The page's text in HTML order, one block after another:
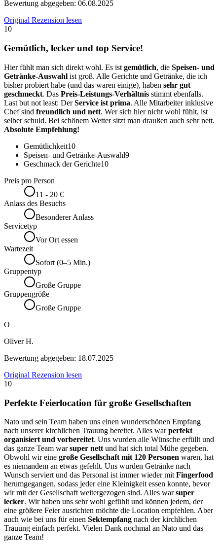
Bewertung abgegeben: 06.08.2025
Original Rezension lesen
10
Gemütlich, lecker und top Service!
Hier fühlt man sich direkt wohl. Es ist gemütlich, die Speisen- und
Getränke-Auswahl ist groß. Alle Gerichte und Getränke, die ich
bisher probiert habe (und das waren einige), haben sehr gut
geschmeckt. Das Preis-Leistungs-Verhältnis stimmt ebenfalls.
Last but not least: DerService ist prima. Alle Mitarbeiter inklusive
Chef sind freundlich und nett. Wer sich hier nicht wohl fühlt, ist
selber schuld. Bei schönem Wetter sitzt man draußen auch sehr nett.
Absolute Empfehlung!
Gemütlichkeit10
Speisen- und Getränke-Auswahl9
Geschmack der Gerichte10
Preis pro Person
11 - 20 €
Anlass des Besuchs
Besonderer Anlass
Servicetyp
Vor Ort essen
Wartezeit
Sofort (0–5 Min.)
Gruppentyp
Große Gruppe
Gruppengröße
Große Gruppe
O
Oliver H.
Bewertung abgegeben: 18.07.2025
Original Rezension lesen
10
Perfekte Feierlocation für große Gesellschaften
Nato und sein Team haben uns einen wunderschönen Empfang
nach unserer kirchlichen Trauung bereitet. Alles warperfekt
organisiert und vorbereitet. Uns wurden alle Wünsche erfüllt und
das ganze Team warsuper nett und hat sich total Mühe gegeben.
Obwohl wir eine große Gesellschaft mit 120 Personen waren, hat
es niemandem an etwas gefehlt. Uns wurden Getränke nach
Wunsch serviert und das Personal ist immer wieder mit Fingerfood
herumgegangen, sodass jeder eine Kleinigkeit essen konnte, bevor
wir mit der Gesellschaft weitergezogen sind. Alles warsuper
lecker. Wir haben uns sehr wohl gefühlt und können jedem, der
eine größere Feier ausrichten möchte die Location empfehlen. Aber
auch wie bei uns für einen Sektempfang nach der kirchlichen
Trauung einfach perfekt. Vielen Dank nochmal an Nato und das
ganze Team!